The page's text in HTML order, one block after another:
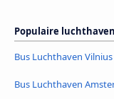
Populaire
Bus Luchthaven
Bus Luchthaven